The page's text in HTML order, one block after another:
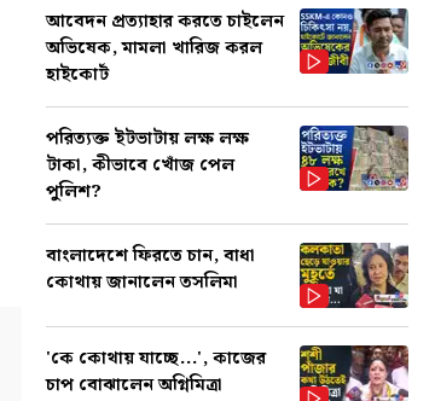
আবেদন প্রত্যাহার করতে চাইলেন
অভিষেক, মামলা খারিজ করল
হাইকোর্ট
পরিত্যক্ত ইটভাটায় লক্ষ লক্ষ
টাকা, কীভাবে খোঁজ পেল
পুলিশ?
বাংলাদেশে ফিরতে চান, বাধা
কোথায় জানালেন তসলিমা
'কে কোথায় যাচ্ছে...', কাজের
চাপ বোঝালেন অগ্নিমিত্রা